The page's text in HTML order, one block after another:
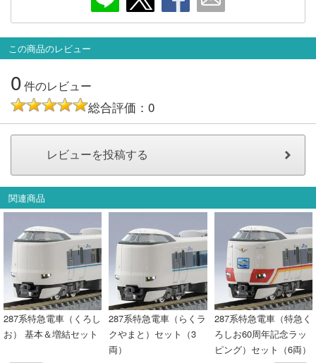
この商品のレビュー
0件のレビュー
総合評価：0
関連商品
287系特急電車（くろし
お） 基本＆増結セット
287系特急電車（らくラ
クやまと）セット（3
両）
287系特急電車（特急く
ろしお60周年記念ラッ
ピング）セット（6両）